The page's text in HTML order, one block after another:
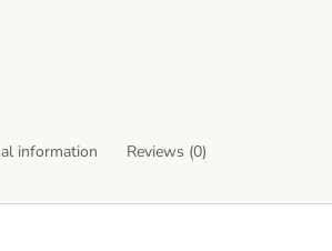
information Reviews (0)